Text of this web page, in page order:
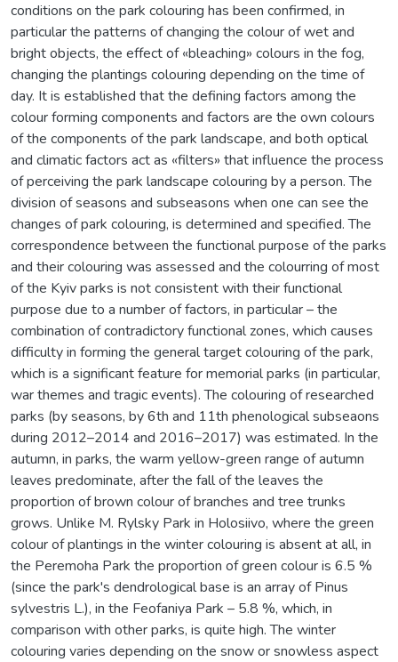
conditions on the park colouring has been confirmed, in
particular the patterns of changing the colour of wet and
bright objects, the effect of «bleaching» colours in the fog,
changing the plantings colouring depending on the time of
day. It is established that the defining factors among the
colour forming components and factors are the own colours
of the components of the park landscape, and both optical
and climatic factors act as «filters» that influence the process
of perceiving the park landscape colouring by a person. The
division of seasons and subseasons when one can see the
changes of park colouring, is determined and specified. The
correspondence between the functional purpose of the parks
and their colouring was assessed and the colourring of most
of the Kyiv parks is not consistent with their functional
purpose due to a number of factors, in particular – the
combination of contradictory functional zones, which causes
difficulty in forming the general target colouring of the park,
which is a significant feature for memorial parks (in particular,
war themes and tragic events). The colouring of researched
parks (by seasons, by 6th and 11th phenological subseaons
during 2012–2014 and 2016–2017) was estimated. In the
autumn, in parks, the warm yellow-green range of autumn
leaves predominate, after the fall of the leaves the
proportion of brown colour of branches and tree trunks
grows. Unlike M. Rylsky Park in Holosiivo, where the green
colour of plantings in the winter colouring is absent at all, in
the Peremoha Park the proportion of green colour is 6.5 %
(since the park's dendrological base is an array of Pinus
sylvestris L.), in the Feofaniya Park – 5.8 %, which, in
comparison with other parks, is quite high. The winter
colouring varies depending on the snow or snowless aspect